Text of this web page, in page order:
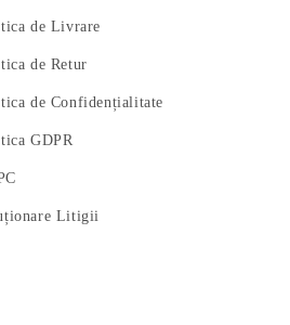
de Livrare
de Retur
de Confidențialitate
GDPR
Litigii